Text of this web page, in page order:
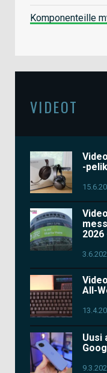
Komponenteille
VIDEOT
-
All-
Uusi